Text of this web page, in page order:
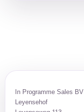
In Programme Sales BV
Leyensehof